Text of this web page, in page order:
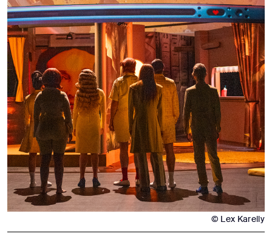
© Lex Karelly